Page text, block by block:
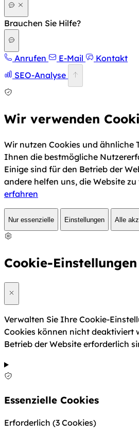
Brauchen Sie Hilfe?
Anrufen E-Mail
Kontakt
SEO-Analyse
Wir verwenden
Wir nutzen Cookies und ähnliche
Ihnen die bestmögliche
Einige sind für den Betrieb der
andere helfen uns, die Website zu
erfahren
Nur essenzielle Einstellungen Alle
Cookie-Einstellungen
Verwalten Sie Ihre Cookie-
Cookies können nicht deaktiviert
Betrieb der Website erforderlich
Essenzielle Cookies
Erforderlich (3 Cookies)